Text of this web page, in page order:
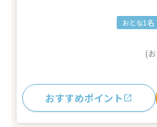
おとな1名
(
おすすめポイント